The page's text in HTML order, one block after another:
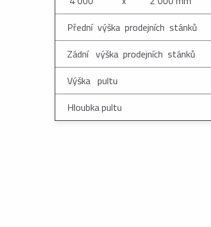
Přední výška prodejních stánků
Zádní výška prodejních stánků
Výška pultu
Hloubka pultu